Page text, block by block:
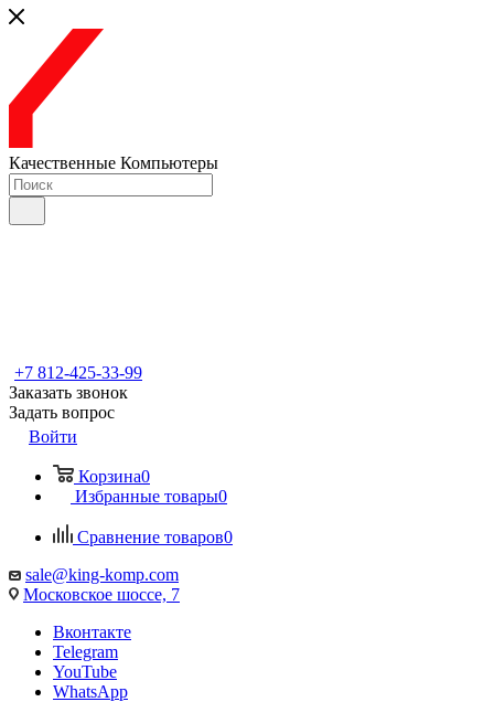
Качественные Компьютеры
+7 812-425-33-99
Заказать звонок
Задать вопрос
Войти
Корзина0
Избранные товары0
Сравнение товаров0
sale@king-komp.com
Московское шоссе, 7
Вконтакте
Telegram
YouTube
WhatsApp